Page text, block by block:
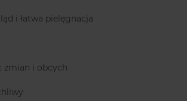
i łatwa pielęgnacja
zmian i obcych